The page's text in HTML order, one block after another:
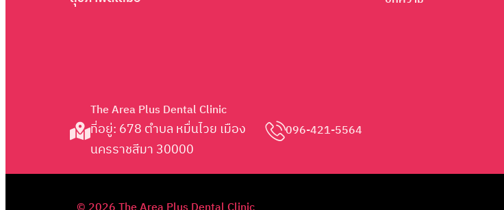
The Area Plus Dental Clinic
ที่อยู่: 678 ตำบล หมื่นไวย เมือง
นครราชสีมา 30000
096-421-5564